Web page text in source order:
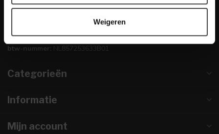
Weigeren
KVK nummer:67984495
btw-nummer: NL857253633B01
Categorieën
Informatie
Mijn account